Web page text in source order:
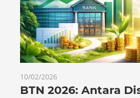
10/02/2026
BTN 2026: Antara